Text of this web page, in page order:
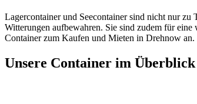
Lagercontainer und Seecontainer sind nicht nur zu
Witterungen aufbewahren. Sie sind zudem für
Container zum Kaufen und Mieten in Drehnow an.
Unsere Container im Überblick